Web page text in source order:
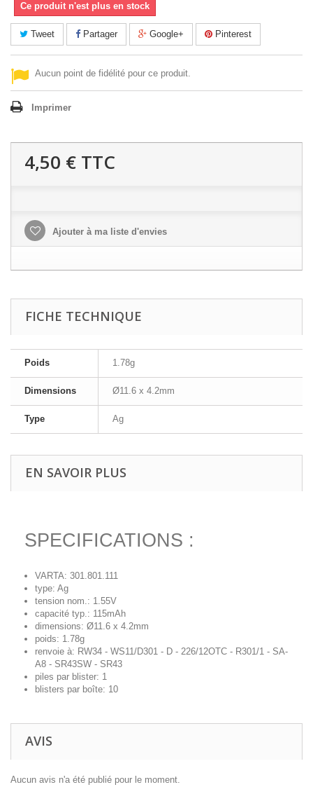
Ce produit n'est plus en stock
Tweet Partager Google+ Pinterest
Aucun point de fidélité pour ce produit.
Imprimer
4,50 € TTC
Ajouter à ma liste d'envies
FICHE TECHNIQUE
Poids 1.78g
Dimensions Ø11.6 x 4.2mm
Type Ag
EN SAVOIR PLUS
SPECIFICATIONS :
VARTA: 301.801.111
type: Ag
tension nom.: 1.55V
capacité typ.: 115mAh
dimensions: Ø11.6 x 4.2mm
poids: 1.78g
renvoie à: RW34 - WS11/D301 - D - 226/12OTC - R301/1 - SA-
A8 - SR43SW - SR43
piles par blister: 1
blisters par boîte: 10
AVIS
Aucun avis n'a été publié pour le moment.